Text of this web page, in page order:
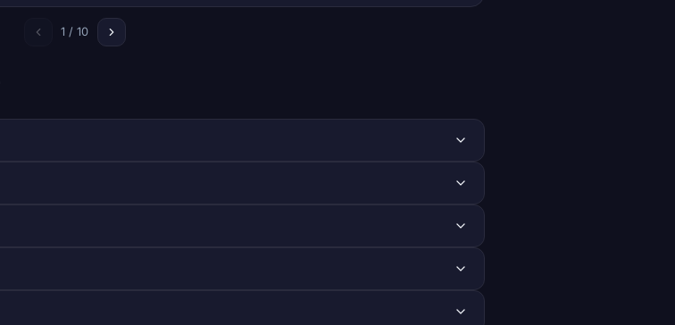
1 / 10